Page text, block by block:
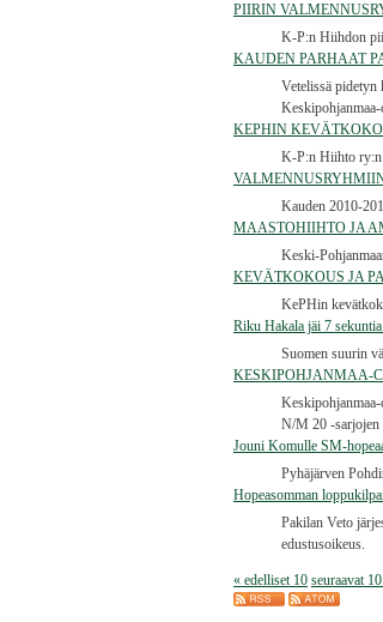
PIIRIN
K-P:n Hiihdon
KAUDEN PARHAAT
Vetelissä pidetyn
Keskipohjanmaa-
KEPHIN
K-P:n Hiihto ry:n
Kauden 2010-
MAASTOHIIHTO JA
Keski-
KEVÄTKOKOUS JA
KePHin
Riku Hakala jäi 7
Suomen suurin
KESKIPOHJANMAA-
N/M 20 -sarjojen
Jouni Komulle SM-
Pyhäjärven
Hopeasomman
Pakilan Veto
edustusoikeus.
« edelliset 10 seuraavat